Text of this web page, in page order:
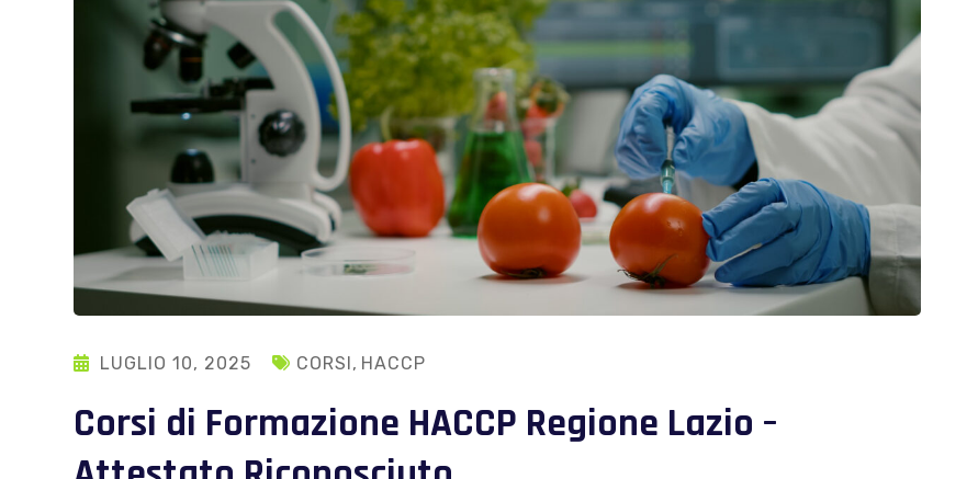
LUGLIO 10, 2025 CORSI , HACCP
Corsi di Formazione HACCP Regione Lazio –